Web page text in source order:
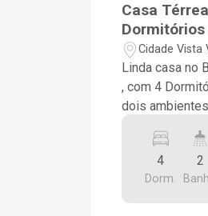
Casa
Cidade
Cidade Vista
Campos/SP
Linda casa no
, com 4
dois
4
Dorm.
2